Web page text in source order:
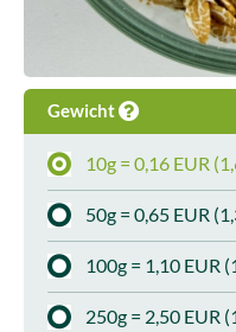
Gewicht
10g = 0,16 EUR
50g = 0,65 EUR
100g = 1,10 EUR
250g = 2,50 EUR